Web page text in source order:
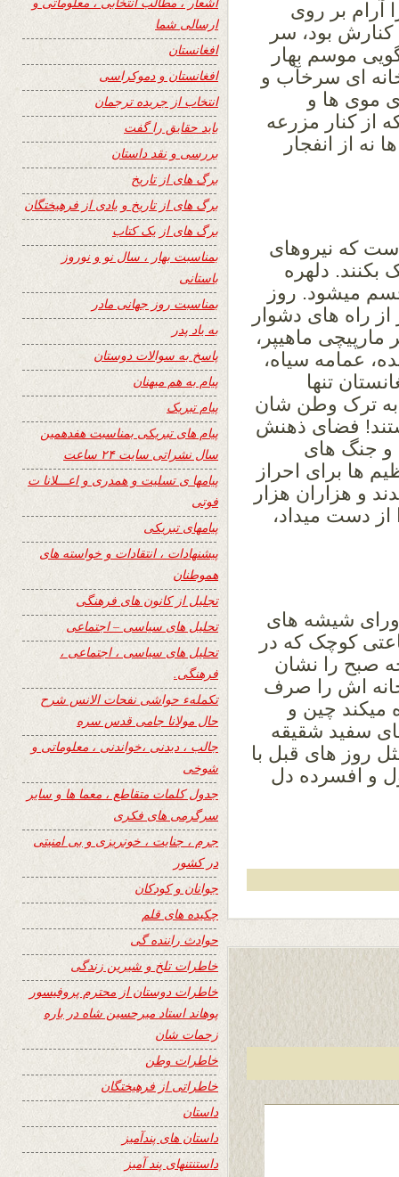
آرام بر روی
کنارش بود، سر
موسم بهار
ای سرخآب و
موی ها و
از کنار مزرعه
از انفجار
است که نیروهای
بکنند. دلهره
میشود. روز
راه های دشوار
ماهیپر،
عمامه سیاه،
تنها
به ترک وطن شان
فضای ذهنش
و جنگ های
ها برای احراز
و هزاران هزار
دست میداد،
ورای شیشه های
کوچک که در
صبح را نشان
اش را صرف
میکند چین و
سفید شقیقه
روز های قبل با
و افسرده دل
ارسالی شما
افغانستان
افغانستان و دموکراسی
انتخاب از جریده ترجمان
باید حقایق را گفت
بررسی و نقد داستان
برگ های از تاریخ
برگ های از تاریخ و یادی از فرهیختگان
برگ های از یک کتاب
بمناسبت بهار ، سال نو و نوروز
باستانی
بمناسبت روز جهانی مادر
به یاد پدر
پاسخ به سوالات دوستان
پیام به هم میهنان
پیام تبریک
پیام های تبریکی بمناسبت هفدهمین
سال نشراتی سایت ۲۴ ساعت
پیامها ی تسلیت و همدری و اعـــلانا ت
فوتی
پیامهای تبریکی
پیشنهادات ، انتقادات و خواسته های
هموطنان
تجلیل از کانون های فرهنگی
تحلیل های سیاسی – اجتماعی
تحلیل های سیاسی ، اجتماعی ،
فرهنگی.
تکملهء حواشی نفحات الانس شرح
حال مولانا جامی قدس سره
جالب ، دیدنی ،خواندنی ، معلوماتی و
شوخی
جدول کلمات متقاطع ، معما ها و سایر
سرگرمی های فکری
جرم ، جنایت ، خونریزی و بی امنیتی
در کشور
جوانان و کودکان
چکیده های قلم
حوادث راننده گی
خاطرات تلخ و شیرین زندگی
خاطرات دوستان از محترم پروفیسور
پوهاند استاد میرحسین شاه در باره
زحمات شان
خاطرات وطن
خاطراتی از فرهیختگان
داستان
داستان های پندآمیز
داستنتنهای پند آمیز